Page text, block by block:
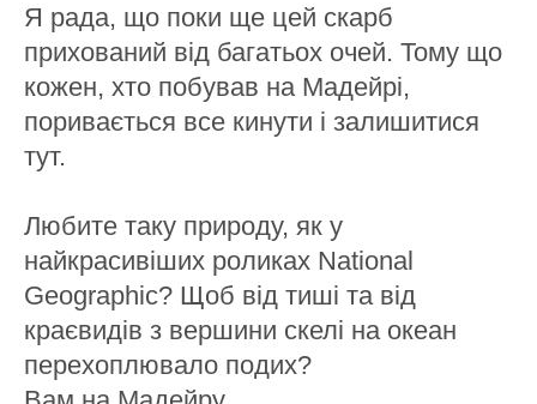
Я рада, що поки ще цей скарб
прихований від багатьох очей. Тому що
кожен, хто побував на Мадейрі,
поривається все кинути і залишитися
тут.
Любите таку природу, як у
найкрасивіших роликах National
Geographic? Щоб від тиші та від
краєвидів з вершини скелі на океан
перехоплювало подих?